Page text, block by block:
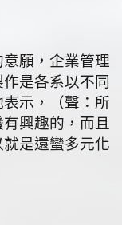
願，企業管理
是各系以不同
示，（聲：所
興趣的，而且
是還蠻多元化